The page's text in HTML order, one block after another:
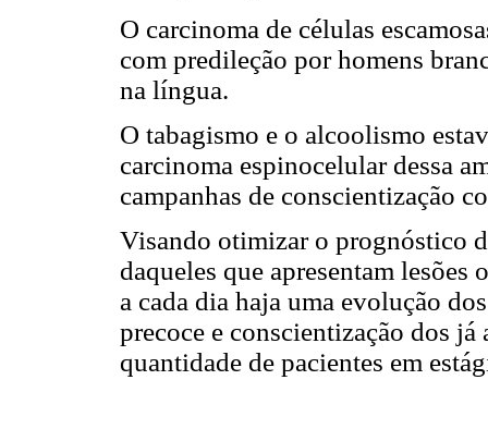
O carcinoma de células
com predileção por homens
na língua.
O tabagismo e o alcoolismo
carcinoma espinocelular dessa
campanhas de conscientização
Visando otimizar o prognóstico
daqueles que apresentam lesões
a cada dia haja uma evolução
precoce e conscientização dos
quantidade de pacientes em